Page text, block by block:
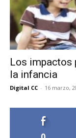
Los impactos
la infancia
Digital CC - 16 marzo,